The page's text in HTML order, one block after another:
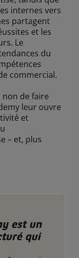
internes vers
partagent
et les
Le
du
commercial.
de faire
leur ouvre
et
– et, plus
est un
qui